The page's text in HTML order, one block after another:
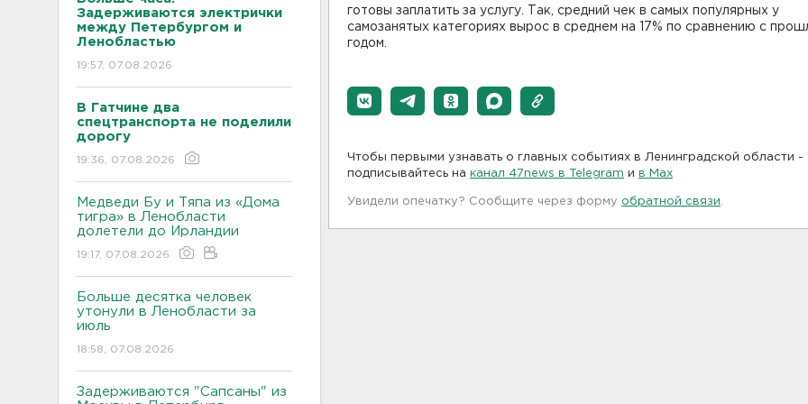
Задерживаются электрички
между Петербургом и
Ленобластью
19:57, 07.08.2026
В Гатчине два
спецтранспорта не поделили
дорогу
19:36, 07.08.2026
Медведи Бу и Тяпа из «Дома
тигра» в Ленобласти
долетели до Ирландии
19:17, 07.08.2026
Больше десятка человек
утонули в Ленобласти за
июль
18:58, 07.08.2026
Задерживаются "Сапсаны" из
готовы заплатить за услугу. Так, средний чек в самых популярных у
самозанятых категориях вырос в среднем на 17% по сравнению с
годом.
Чтобы первыми узнавать о главных событиях в Ленинградской области -
подписывайтесь на канал 47news в Telegram и в Maх
Увидели опечатку? Сообщите через форму обратной связи